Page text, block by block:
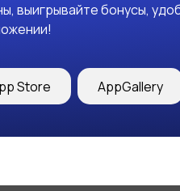
выигрывайте бонусы,
Store AppGallery